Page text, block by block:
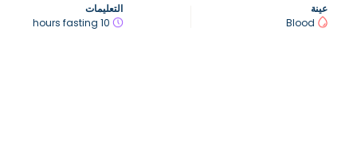
عينة
Blood
التعليمات
10 hours fasting